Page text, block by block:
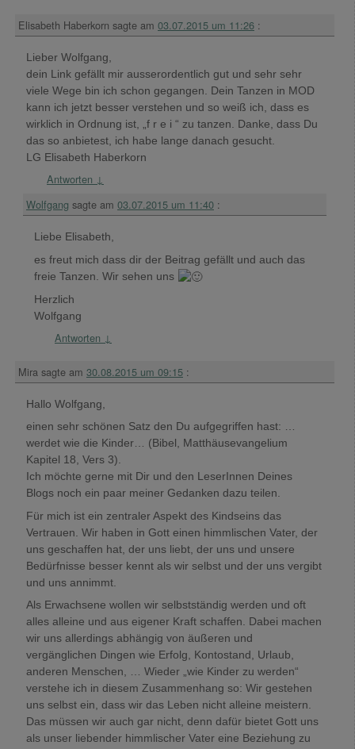
Elisabeth Haberkorn sagte am 03.07.2015 um 11:26 :
Lieber Wolfgang,
dein Link gefällt mir ausserordentlich gut und sehr sehr
viele Wege bin ich schon gegangen. Dein Tanzen in MOD
kann ich jetzt besser verstehen und so weiß ich, dass es
wirklich in Ordnung ist, „f r e i “ zu tanzen. Danke, dass Du
das so anbietest, ich habe lange danach gesucht.
LG Elisabeth Haberkorn
Antworten ↓
Wolfgang sagte am 03.07.2015 um 11:40 :
Liebe Elisabeth,
es freut mich dass dir der Beitrag gefällt und auch das
freie Tanzen. Wir sehen uns
Herzlich
Wolfgang
Antworten ↓
Mira sagte am 30.08.2015 um 09:15 :
Hallo Wolfgang,
einen sehr schönen Satz den Du aufgegriffen hast: …
werdet wie die Kinder… (Bibel, Matthäusevangelium
Kapitel 18, Vers 3).
Ich möchte gerne mit Dir und den LeserInnen Deines
Blogs noch ein paar meiner Gedanken dazu teilen.
Für mich ist ein zentraler Aspekt des Kindseins das
Vertrauen. Wir haben in Gott einen himmlischen Vater, der
uns geschaffen hat, der uns liebt, der uns und unsere
Bedürfnisse besser kennt als wir selbst und der uns vergibt
und uns annimmt.
Als Erwachsene wollen wir selbstständig werden und oft
alles alleine und aus eigener Kraft schaffen. Dabei machen
wir uns allerdings abhängig von äußeren und
vergänglichen Dingen wie Erfolg, Kontostand, Urlaub,
anderen Menschen, … Wieder „wie Kinder zu werden“
verstehe ich in diesem Zusammenhang so: Wir gestehen
uns selbst ein, dass wir das Leben nicht alleine meistern.
Das müssen wir auch gar nicht, denn dafür bietet Gott uns
als unser liebender himmlischer Vater eine Beziehung zu